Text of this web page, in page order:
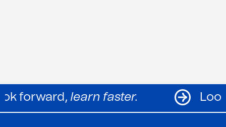
Look forward,learn faster.